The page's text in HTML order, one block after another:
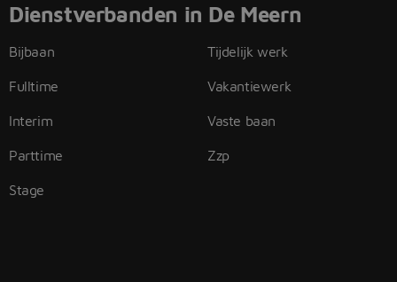
Dienstverbanden in De Meern
Bijbaan
Fulltime
Interim
Parttime
Stage
Tijdelijk werk
Vakantiewerk
Vaste baan
Zzp